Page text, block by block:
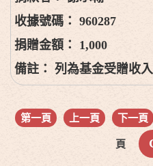
960287
1,000
列為基金受贈收入
第一頁 上一頁 下一頁
頁